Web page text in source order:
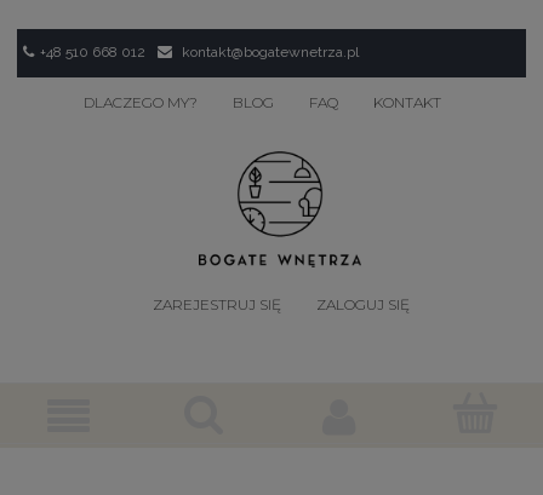
+48 510 668 012 kontakt@bogatewnetrza.pl
DLACZEGO MY? BLOG FAQ KONTAKT
ZAREJESTRUJ SIĘ ZALOGUJ SIĘ